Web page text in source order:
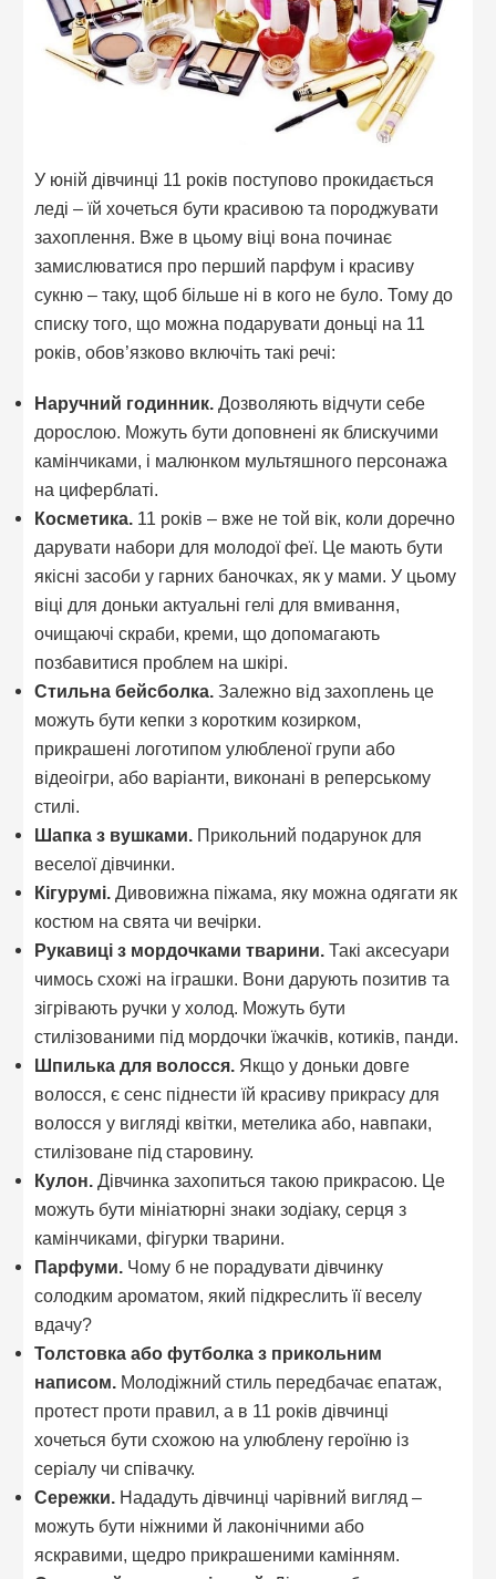
У юній дівчинці 11 років поступово прокидається
леді – їй хочеться бути красивою та породжувати
захоплення. Вже в цьому віці вона починає
замислюватися про перший парфум і красиву
сукню – таку, щоб більше ні в кого не було. Тому до
списку того, що можна подарувати доньці на 11
років, обов’язково включіть такі речі:
Наручний годинник. Дозволяють відчути себе
дорослою. Можуть бути доповнені як блискучими
камінчиками, і малюнком мультяшного персонажа
на циферблаті.
Косметика. 11 років – вже не той вік, коли доречно
дарувати набори для молодої феї. Це мають бути
якісні засоби у гарних баночках, як у мами. У цьому
віці для доньки актуальні гелі для вмивання,
очищаючі скраби, креми, що допомагають
позбавитися проблем на шкірі.
Стильна бейсболка. Залежно від захоплень це
можуть бути кепки з коротким козирком,
прикрашені логотипом улюбленої групи або
відеоігри, або варіанти, виконані в реперському
стилі.
Шапка з вушками. Прикольний подарунок для
веселої дівчинки.
Кігурумі. Дивовижна піжама, яку можна одягати як
костюм на свята чи вечірки.
Рукавиці з мордочками тварини. Такі аксесуари
чимось схожі на іграшки. Вони дарують позитив та
зігрівають ручки у холод. Можуть бути
стилізованими під мордочки їжачків, котиків, панди.
Шпилька для волосся. Якщо у доньки довге
волосся, є сенс піднести їй красиву прикрасу для
волосся у вигляді квітки, метелика або, навпаки,
стилізоване під старовину.
Кулон. Дівчинка захопиться такою прикрасою. Це
можуть бути мініатюрні знаки зодіаку, серця з
камінчиками, фігурки тварини.
Парфуми. Чому б не порадувати дівчинку
солодким ароматом, який підкреслить її веселу
вдачу?
Толстовка або футболка з прикольним
написом. Молодіжний стиль передбачає епатаж,
протест проти правил, а в 11 років дівчинці
хочеться бути схожою на улюблену героїню із
серіалу чи співачку.
Сережки. Нададуть дівчинці чарівний вигляд –
можуть бути ніжними й лаконічними або
яскравими, щедро прикрашеними камінням.